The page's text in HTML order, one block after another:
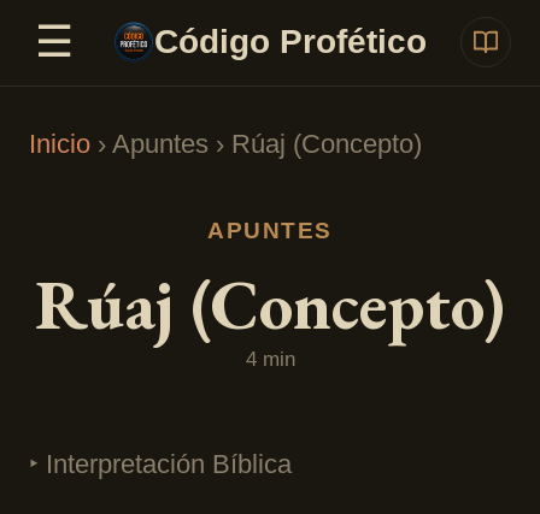
Saltar al contenido
☰ Código Profético
Inicio › Apuntes › Rúaj (Concepto)
APUNTES
Rúaj (Concepto)
4 min
‣ Interpretación Bíblica